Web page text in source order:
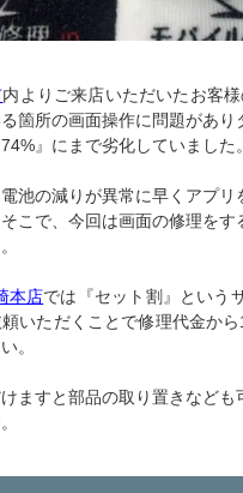
内よりご来店いただいたお客
箇所の画面操作に問題があ
』にまで劣化していました。
池の減りが異常に早くアプ
こで、今回は画面の修理を
本店では『セット割』という
いただくことで修理代金か
。
ますと部品の取り置きなど